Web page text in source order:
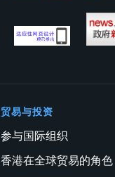
贸易与投资
参与国际组织
香港在全球贸易的角色